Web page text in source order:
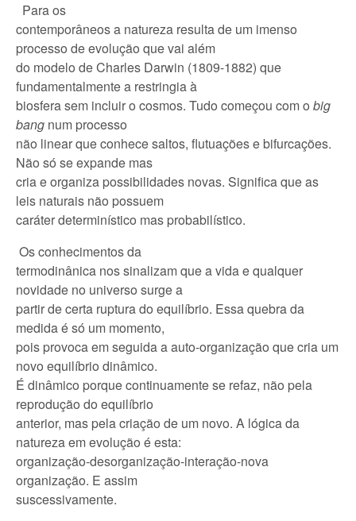
Para os
contemporâneos a natureza resulta de um imenso
processo de evolução que vai além
do modelo de Charles Darwin (1809-1882) que
fundamentalmente a restringia à
biosfera sem incluir o cosmos. Tudo começou com o big
bang num processo
não linear que conhece saltos, flutuações e bifurcações.
Não só se expande mas
cria e organiza possibilidades novas. Significa que as
leis naturais não possuem
caráter determinístico mas probabilístico.
Os conhecimentos da
termodinânica nos sinalizam que a vida e qualquer
novidade no universo surge a
partir de certa ruptura do equilíbrio. Essa quebra da
medida é só um momento,
pois provoca em seguida a auto-organização que cria um
novo equilíbrio dinâmico.
É dinâmico porque continuamente se refaz, não pela
reprodução do equilíbrio
anterior, mas pela criação de um novo. A lógica da
natureza em evolução é esta:
organização-desorganização-interação-nova
organização. E assim
suscessivamente.